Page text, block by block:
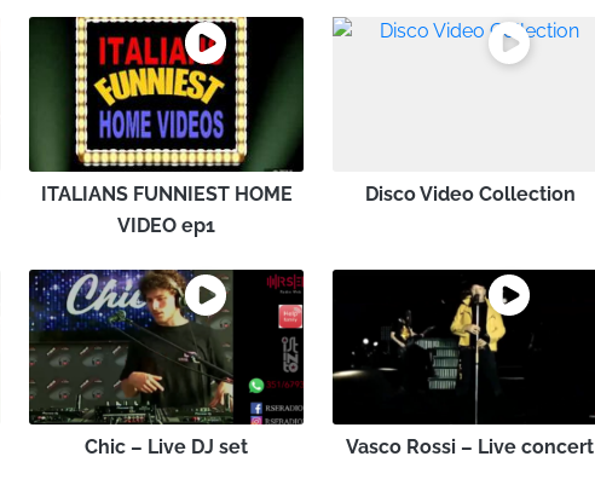
ITALIANS FUNNIEST HOME
VIDEO ep1
Disco Video Collection
Chic – Live DJ set Vasco Rossi – Live concert